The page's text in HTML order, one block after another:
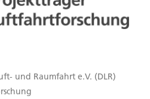
und Raumfahrt e.V. (DLR)